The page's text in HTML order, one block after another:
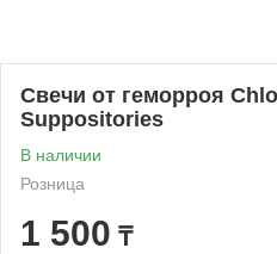
Свечи от геморроя
Suppositories
В наличии
Розница
1 500 ₸